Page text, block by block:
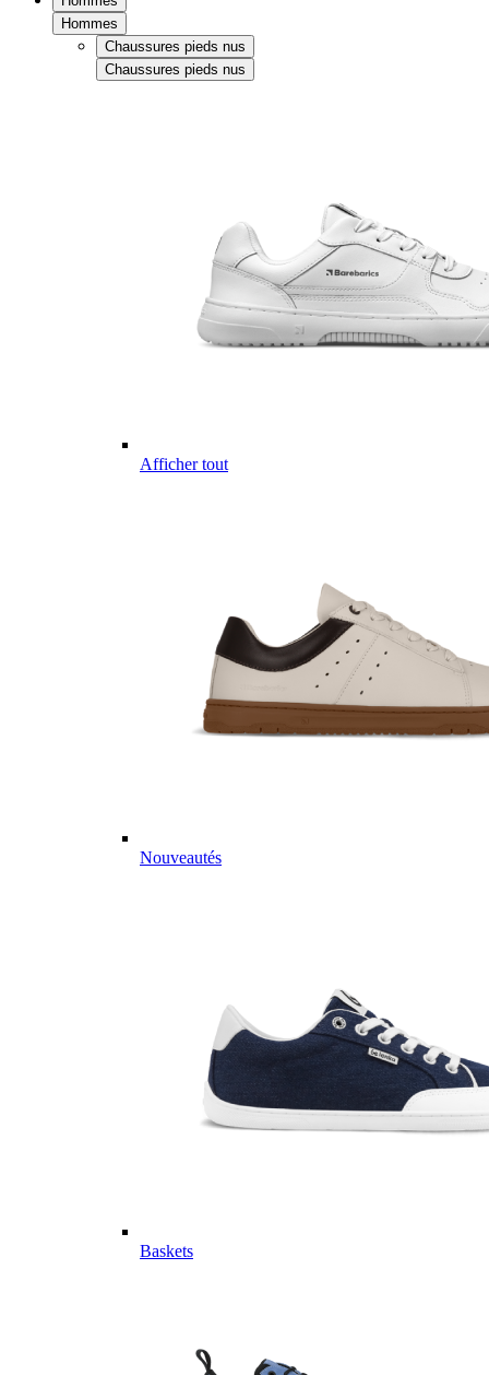
Hommes
Chaussures pieds nus
Chaussures pieds nus
Afficher tout
Nouveautés
Baskets